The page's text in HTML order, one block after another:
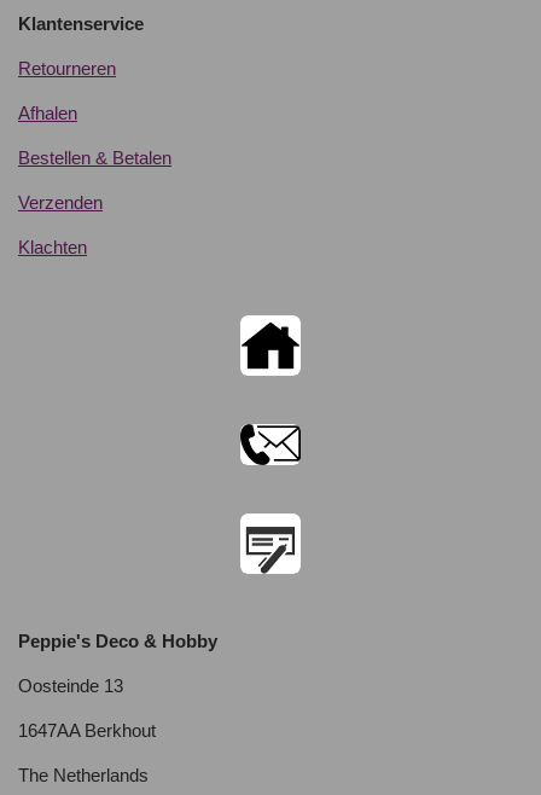
Klantenservice
Retourneren
Afhalen
Bestellen & Betalen
Verzenden
Klachten
Peppie's Deco & Hobby
Oosteinde 13
1647AA Berkhout
The Netherlands